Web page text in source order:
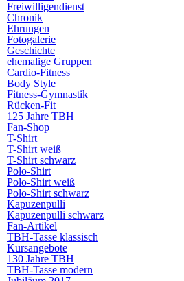
Freiwilligendienst
Chronik
Ehrungen
Fotogalerie
Geschichte
ehemalige Gruppen
Cardio-Fitness
Body Style
Fitness-Gymnastik
Rücken-Fit
125 Jahre TBH
Fan-Shop
T-Shirt
T-Shirt weiß
T-Shirt schwarz
Polo-Shirt
Polo-Shirt weiß
Polo-Shirt schwarz
Kapuzenpulli
Kapuzenpulli schwarz
Fan-Artikel
TBH-Tasse klassisch
Kursangebote
130 Jahre TBH
TBH-Tasse modern